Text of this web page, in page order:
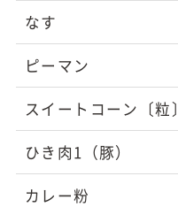
なす
ピーマン
スイートコーン〔粒〕
ひき肉1（豚）
カレー粉